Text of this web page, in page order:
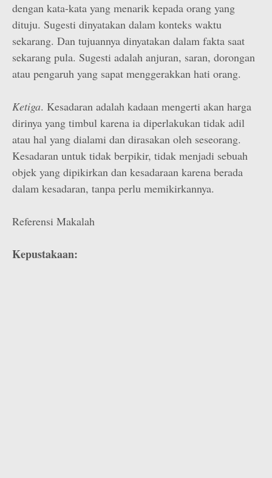
dengan kata-kata yang menarik kepada orang yang
dituju. Sugesti dinyatakan dalam konteks waktu
sekarang. Dan tujuannya dinyatakan dalam fakta saat
sekarang pula. Sugesti adalah anjuran, saran, dorongan
atau pengaruh yang sapat menggerakkan hati orang.
Ketiga. Kesadaran adalah kadaan mengerti akan harga
dirinya yang timbul karena ia diperlakukan tidak adil
atau hal yang dialami dan dirasakan oleh seseorang.
Kesadaran untuk tidak berpikir, tidak menjadi sebuah
objek yang dipikirkan dan kesadaraan karena berada
dalam kesadaran, tanpa perlu memikirkannya.
Referensi Makalah
Kepustakaan: